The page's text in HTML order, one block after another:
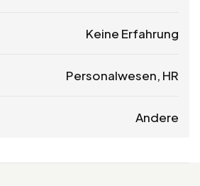
Keine Erfahrung
Personalwesen, HR
Andere